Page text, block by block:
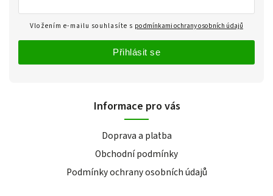
Informace pro vás
Doprava a platba
Obchodní podmínky
Podmínky ochrany osobních údajů
Vložením e-mailu souhlasíte s podmínkami ochrany osobních údajů
Přihlásit se